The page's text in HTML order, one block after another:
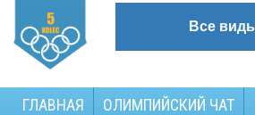
Все
ГЛАВНАЯ
ОЛИМПИЙСКИЙ ЧАТ